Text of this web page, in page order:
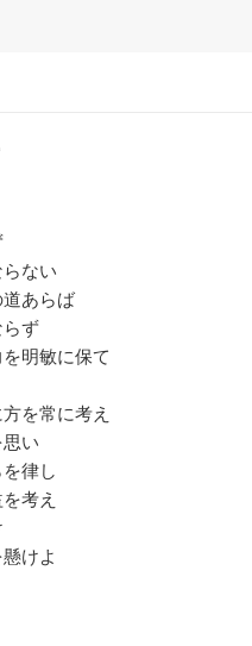
ない
あらば
ず
明敏に保て
を常に考え
い
律し
考え
けよ